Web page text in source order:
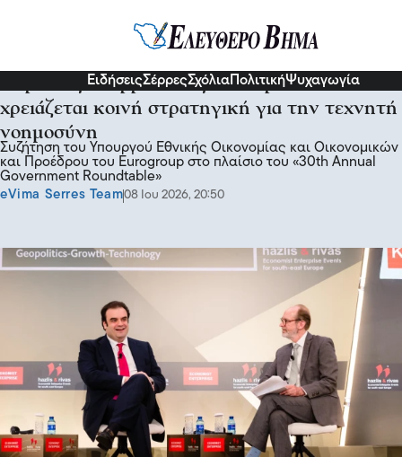
ΕιδήσειςΣέρρεςΣχόλια ΠολιτικήΨυχαγωγία
Κυριάκος Πιερρακάκης: Η Ευρώπη
χρειάζεται κοινή στρατηγική για την τεχνητή
νοημοσύνη
Συζήτηση του Υπουργού Εθνικής Οικονομίας και Οικονομικών
και Προέδρου του Eurogroup στο πλαίσιο του «30th Annual
Government Roundtable»
eVima Serres Team08 Ιου 2026, 20:50